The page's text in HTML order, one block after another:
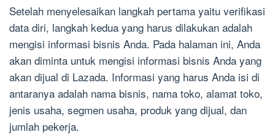
Setelah menyelesaikan langkah pertama yaitu verifikasi
data diri, langkah kedua yang harus dilakukan adalah
mengisi informasi bisnis Anda. Pada halaman ini, Anda
akan diminta untuk mengisi informasi bisnis Anda yang
akan dijual di Lazada. Informasi yang harus Anda isi di
antaranya adalah nama bisnis, nama toko, alamat toko,
jenis usaha, segmen usaha, produk yang dijual, dan
jumlah pekerja.